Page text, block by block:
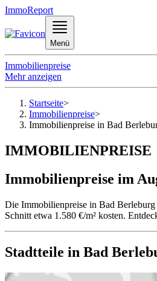
ImmoReport
Menü
Immobilienpreise
Mehr anzeigen
Startseite>
Immobilienpreise>
Immobilienpreise in Bad
IMMOBILIENPREISE
Immobilienpreise im
Die Immobilienpreise in Bad
Schnitt etwa 1.580 €/m² kosten.
Stadtteile in Bad